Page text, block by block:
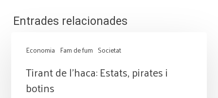
Entrades relacionades
Economia Fam de fum Societat
TirantTirant de l’haca: Estats, pirates i
botins